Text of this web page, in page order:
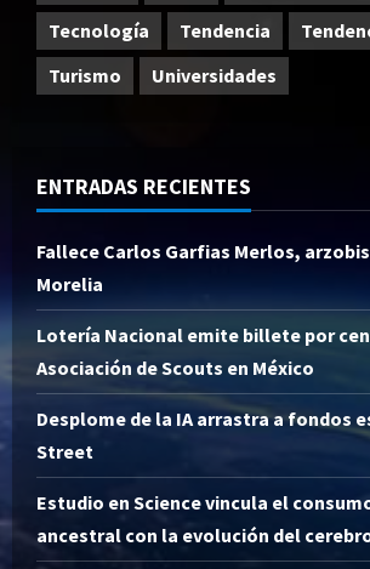
Tecnología
Tendencia
Turismo
Universidades
ENTRADAS RECIENTES
Fallece Carlos Garfias Merlos,
Morelia
Lotería Nacional emite billete por
Asociación de Scouts en México
Desplome de la IA arrastra a fondos
Street
Estudio en Science vincula el
ancestral con la evolución del